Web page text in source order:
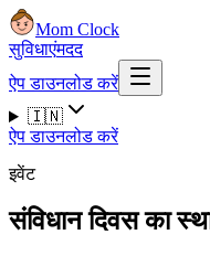
Mom Clock
सुविधाएंमदद
ऐप डाउनलोड करें
🇮🇳
ऐप डाउनलोड करें
इवेंट
संविधान दिवस का